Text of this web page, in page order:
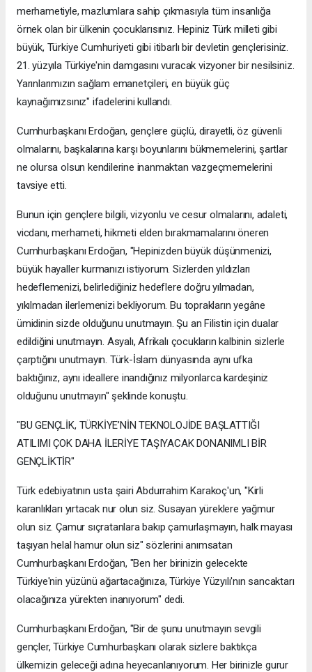
merhametiyle, mazlumlara sahip çıkmasıyla tüm insanlığa
örnek olan bir ülkenin çocuklarısınız. Hepiniz Türk milleti gibi
büyük, Türkiye Cumhuriyeti gibi itibarlı bir devletin gençlerisiniz.
21. yüzyıla Türkiye'nin damgasını vuracak vizyoner bir nesilsiniz.
Yarınlarımızın sağlam emanetçileri, en büyük güç
kaynağımızsınız" ifadelerini kullandı.
Cumhurbaşkanı Erdoğan, gençlere güçlü, dirayetli, öz güvenli
olmalarını, başkalarına karşı boyunlarını bükmemelerini, şartlar
ne olursa olsun kendilerine inanmaktan vazgeçmemelerini
tavsiye etti.
Bunun için gençlere bilgili, vizyonlu ve cesur olmalarını, adaleti,
vicdanı, merhameti, hikmeti elden bırakmamalarını öneren
Cumhurbaşkanı Erdoğan, "Hepinizden büyük düşünmenizi,
büyük hayaller kurmanızı istiyorum. Sizlerden yıldızları
hedeflemenizi, belirlediğiniz hedeflere doğru yılmadan,
yıkılmadan ilerlemenizi bekliyorum. Bu toprakların yegâne
ümidinin sizde olduğunu unutmayın. Şu an Filistin için dualar
edildiğini unutmayın. Asyalı, Afrikalı çocukların kalbinin sizlerle
çarptığını unutmayın. Türk-İslam dünyasında aynı ufka
baktığınız, aynı ideallere inandığınız milyonlarca kardeşiniz
olduğunu unutmayın" şeklinde konuştu.
"BU GENÇLİK, TÜRKİYE’NİN TEKNOLOJİDE BAŞLATTIĞI
ATILIMI ÇOK DAHA İLERİYE TAŞIYACAK DONANIMLI BİR
GENÇLİKTİR"
Türk edebiyatının usta şairi Abdurrahim Karakoç'un, "Kirli
karanlıkları yırtacak nur olun siz. Susayan yüreklere yağmur
olun siz. Çamur sıçratanlara bakıp çamurlaşmayın, halk mayası
taşıyan helal hamur olun siz" sözlerini anımsatan
Cumhurbaşkanı Erdoğan, "Ben her birinizin gelecekte
Türkiye'nin yüzünü ağartacağınıza, Türkiye Yüzyılı'nın sancaktarı
olacağınıza yürekten inanıyorum" dedi.
Cumhurbaşkanı Erdoğan, "Bir de şunu unutmayın sevgili
gençler, Türkiye Cumhurbaşkanı olarak sizlere baktıkça
ülkemizin geleceği adına heyecanlanıyorum. Her birinizle gurur